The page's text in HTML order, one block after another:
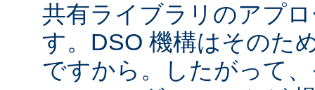
共有ライブラリのアプ
す。DSO 機構はそのた
ですから。したがって